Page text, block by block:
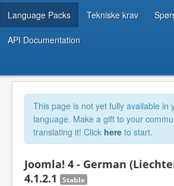
Language Packs Tekniske krav
API Documentation
This page is not yet fully available in
language. Make a gift to your
translating it! Click here to start.
Joomla! 4 - German
4.1.2.1
Stable